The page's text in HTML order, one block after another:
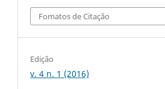
Fomatos de Citação
Edição
v. 4 n. 1 (2016)